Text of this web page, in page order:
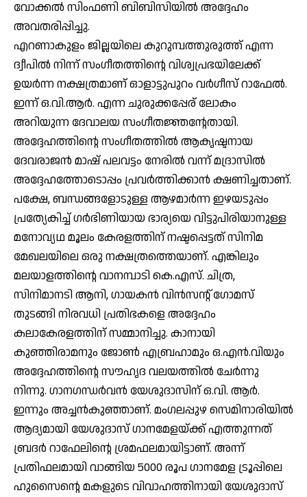
വോക്കല്‍ സിംഫണി ബിബിസിയില്‍ അദ്ദേഹം
അവതരിപ്പിച്ചു.
എറണാകുളം ജില്ലയിലെ കുറുമ്പത്തുരുത്ത് എന്ന
ദ്വീപില്‍ നിന്ന് സംഗീതത്തിന്റെ വിശ്വപ്രഭയിലേക്ക്
ഉയര്‍ന്ന നക്ഷത്രമാണ് ഓളാട്ടുപുറം വര്‍ഗീസ് റാഫേല്‍.
ഇന്ന് ഒ.വി.ആര്‍. എന്ന ചുരുക്കപ്പേര് ലോകം
അറിയുന്ന ദേവാലയ സംഗീതജ്ഞന്റേതായി.
അദ്ദേഹത്തിന്റെ സംഗീതത്തില്‍ ആകൃഷ്ടനായ
ദേവരാജന്‍ മാഷ് പലവട്ടം നേരില്‍ വന്ന് മദ്രാസില്‍
അദ്ദേഹത്തോടൊപ്പം പ്രവര്‍ത്തിക്കാന്‍ ക്ഷണിച്ചതാണ്.
പക്ഷേ, ബന്ധങ്ങളോടുള്ള ആഴമാര്‍ന്ന ഇഴയടുപ്പം
പ്രത്യേകിച്ച് ഗര്‍ഭിണിയായ ഭാര്യയെ വിട്ടുപിരിയാനുള്ള
മനോവ്യഥ മൂലം കേരളത്തിന് നഷ്ടപ്പെട്ടത് സിനിമ
മേഖലയിലെ ഒരു നക്ഷത്രത്തെയാണ്. എങ്കിലും
മലയാളത്തിന്റെ വാനമ്പാടി കെ.എസ്. ചിത്ര,
സിനിമാനടി ആനി, ഗായകന്‍ വിന്‍സന്റ് ഗോമസ്
തുടങ്ങി നിരവധി പ്രതിഭകളെ അദ്ദേഹം
കലാകേരളത്തിന് സമ്മാനിച്ചു. കാനായി
കുഞ്ഞിരാമനും ജോണ്‍ എബ്രഹാമും ഒ.എന്‍.വിയും
അദ്ദേഹത്തിന്റെ സൗഹൃദ വലയത്തില്‍ ചേര്‍ന്നു
നിന്നു. ഗാനഗന്ധര്‍വന്‍ യേശുദാസിന് ഒ.വി. ആര്‍.
ഇന്നും അച്ചന്‍കുഞ്ഞാണ്. മംഗലപ്പുഴ സെമിനാരിയില്‍
ആദ്യമായി യേശുദാസ് ഗാനമേളയ്ക്ക് എത്തുന്നത്
ബ്രദര്‍ റാഫേലിന്റെ ശ്രമഫലമായിട്ടാണ്. അന്ന്
പ്രതിഫലമായി വാങ്ങിയ 5000 രൂപ ഗാനമേള ട്രൂപ്പിലെ
ഹുസൈന്റെ മകളുടെ വിവാഹത്തിനായി യേശുദാസ്